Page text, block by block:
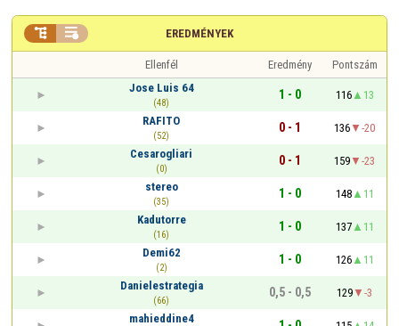
EREDMÉNYEK
 
Ellenfél Eredmény
Pontszám
Jose Luis 64
(48)
1 - 0 116
13
RAFITO
(52)
0 - 1 136
-20
Cesarogliari
(0)
0 - 1 159
-23
stereo
(35)
1 - 0 148
11
Kadutorre
(16)
1 - 0 137
11
Demi62
(2)
1 - 0 126
11
Danielestrategia
(66)
0,5 - 0,5 129
-3
mahieddine4